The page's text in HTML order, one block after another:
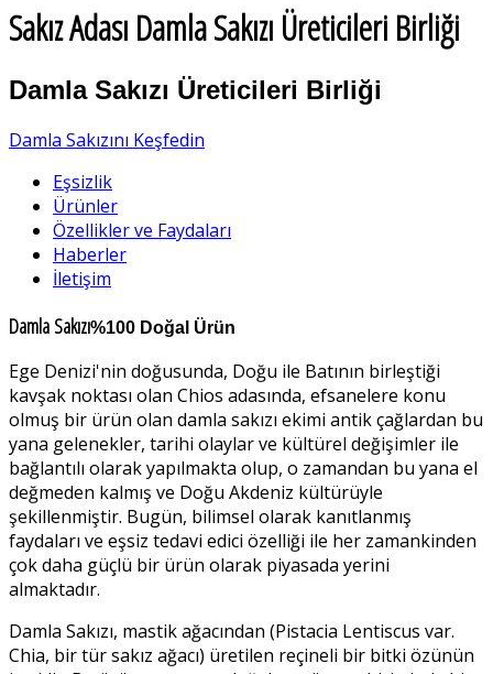
Sakız Adası Damla Sakızı Üreticileri Birliği
Damla Sakızı Üreticileri Birliği
Damla Sakızını Keşfedin
Eşsizlik
Ürünler
Özellikler ve Faydaları
Haberler
İletişim
Damla Sakızı%100 Doğal Ürün
Ege Denizi'nin doğusunda, Doğu ile Batının birleştiği
kavşak noktası olan Chios adasında, efsanelere konu
olmuş bir ürün olan damla sakızı ekimi antik çağlardan bu
yana gelenekler, tarihi olaylar ve kültürel değişimler ile
bağlantılı olarak yapılmakta olup, o zamandan bu yana el
değmeden kalmış ve Doğu Akdeniz kültürüyle
şekillenmiştir. Bugün, bilimsel olarak kanıtlanmış
faydaları ve eşsiz tedavi edici özelliği ile her zamankinden
çok daha güçlü bir ürün olarak piyasada yerini
almaktadır.
Damla Sakızı, mastik ağacından (Pistacia Lentiscus var.
Chia, bir tür sakız ağacı) üretilen reçineli bir bitki özünün